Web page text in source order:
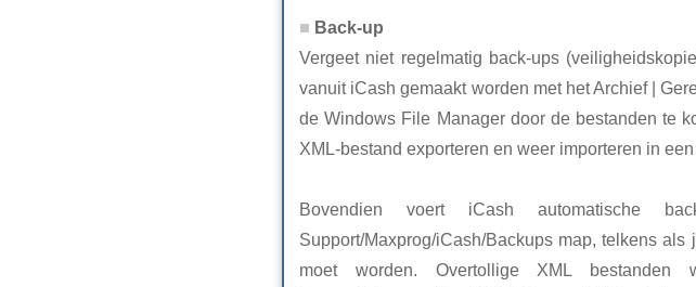
Back-up
Vergeet niet regelmatig back-ups
vanuit iCash gemaakt worden met het Archief |
de Windows File Manager door de bestanden te
XML-bestand exporteren en weer importeren in
Bovendien voert iCash automatische
Support/Maxprog/iCash/Backups map, telkens
moet worden. Overtollige XML bestanden